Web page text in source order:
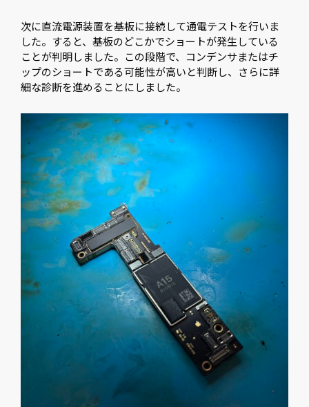
次に直流電源装置を基板に接続して通電テストを行いま
した。すると、基板のどこかでショートが発生している
ことが判明しました。この段階で、コンデンサまたはチ
ップのショートである可能性が高いと判断し、さらに詳
細な診断を進めることにしました。